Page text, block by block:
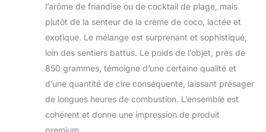
l’arôme de friandise ou de cocktail de plage, mais
plutôt de la senteur de la crème de coco, lactée et
exotique. Le mélange est surprenant et sophistiqué,
loin des sentiers battus. Le poids de l’objet, près de
850 grammes, témoigne d’une certaine qualité et
d’une quantité de cire conséquente, laissant présager
de longues heures de combustion. L’ensemble est
cohérent et donne une impression de produit
premium.